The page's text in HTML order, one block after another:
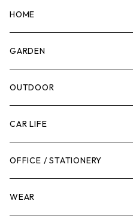
マーカー
計測機器
腰袋・ツールホルスター
工具箱
作業台
脚立
HOME
5ガロンバケツ
キッチン
日用品
ボディケア
GARDEN
剪定ばさみ
ガーデンツール
ガーデンチェア
キャビネット・ツールハンガー
OUTDOOR
スツール
バンジーバンド
ストレージボックス
CAR LIFE
メンテナンスグッズ
車内グッズ
OFFICE / STATIONERY
WEAR